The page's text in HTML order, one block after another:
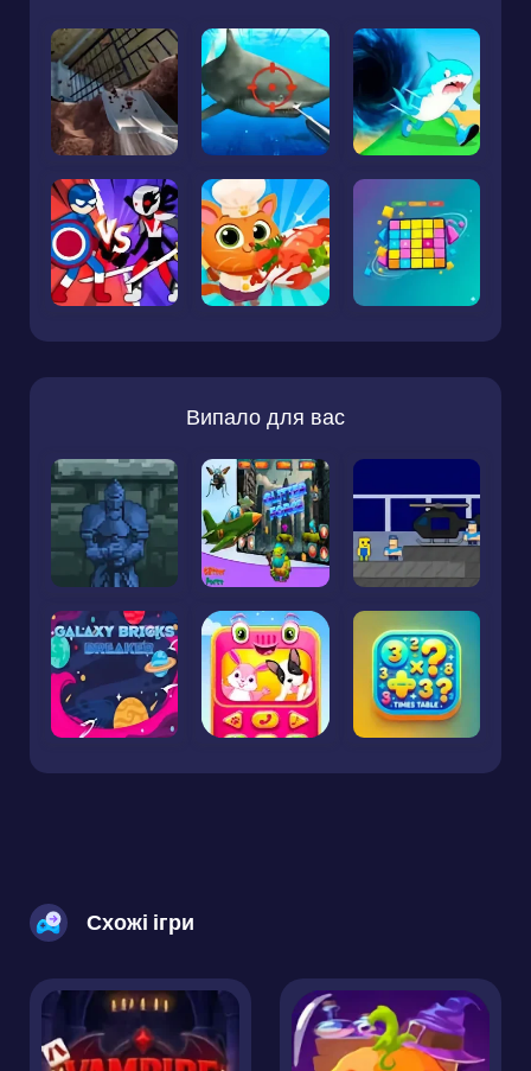
Випало для вас
Схожі ігри